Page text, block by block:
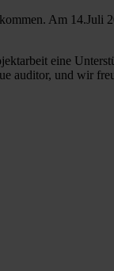
Am 14.Juli
eine
und wir